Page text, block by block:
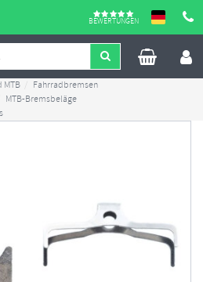
BEWERTUNGEN
MTB
Fahrradbremsen
MTB-Bremsbeläge